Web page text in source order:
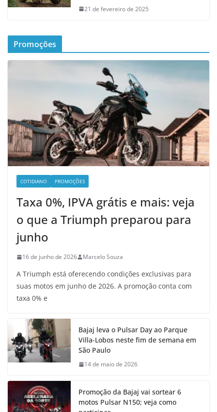
21 de fevereiro de 2025
Promoções
COTIDIANO PROMOÇÕES
Taxa 0%, IPVA grátis e mais: veja
o que a Triumph preparou para
junho
16 de junho de 2026 Marcelo Souza
A Triumph está oferecendo condições exclusivas para
suas motos em junho de 2026. A promoção conta com
taxa 0% e
Bajaj leva o Pulsar Day ao Parque
Villa-Lobos neste fim de semana em
São Paulo
14 de maio de 2026
Promoção da Bajaj vai sortear 6
motos Pulsar N150; veja como